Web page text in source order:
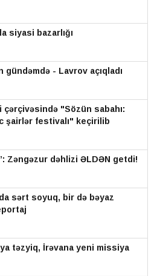
siyasi bazarlığı
gündəmdə - Lavrov açıqladı
çərçivəsində "Sözün sabahı:
şairlər festivalı" keçirilib
Zəngəzur dəhlizi ƏLDƏN getdi!
sərt soyuq, bir də bəyaz
təzyiq, İrəvana yeni missiya